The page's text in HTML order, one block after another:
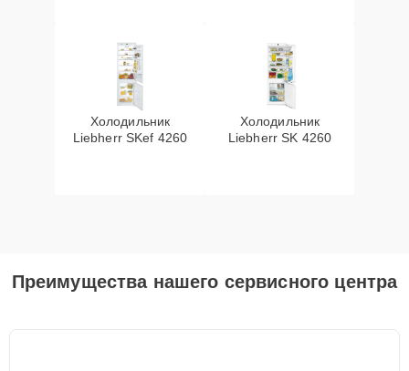
Холодильник
Liebherr SKef 4260
Холодильник
Liebherr SK 4260
Преимущества нашего сервисного центра